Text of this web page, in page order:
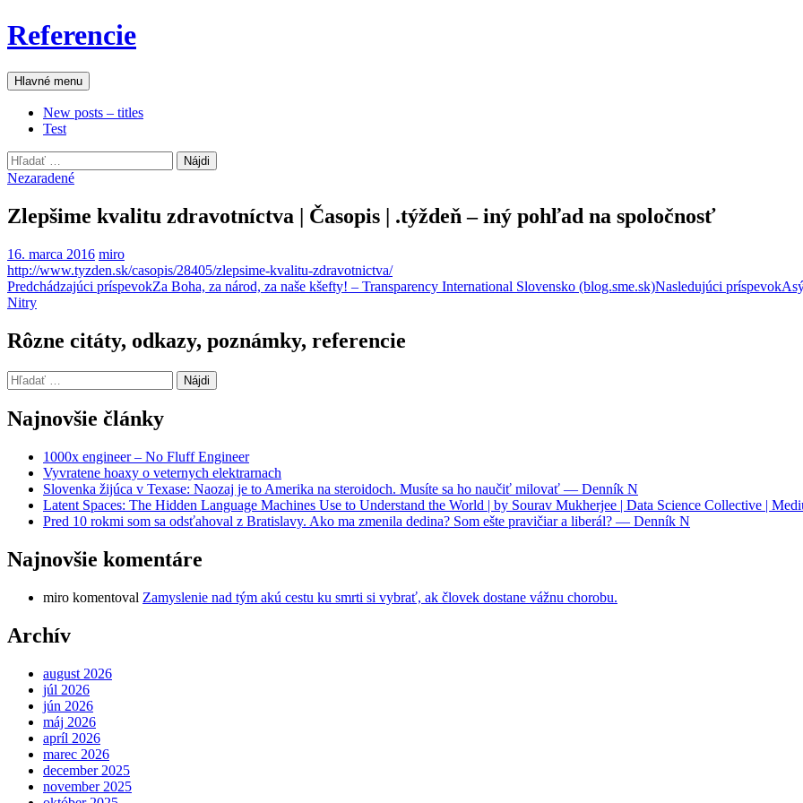
Preskočiť
na
Referencie
Hľadať
Hlavné menu
New posts – titles
Test
Hľadať:
Nezaradené
Zlepšime kvalitu zdravotníctva | Časopis | .týždeň – iný pohľad na spoločnosť
16. marca 2016 miro
http://www.tyzden.sk/casopis/28405/zlepsime-kvalitu-zdravotnictva/
Navigácia
článkami
Predchádzajúci príspevokZa Boha, za národ, za naše kšefty! – Transparency International Slovensko (blog.sme.sk)Nasledujúci príspevok
Nitry
Rôzne citáty, odkazy, poznámky, referencie
Hľadať:
Najnovšie články
1000x engineer – No Fluff Engineer
Vyvratene hoaxy o veternych elektrarnach
Slovenka žijúca v Texase: Naozaj je to Amerika na steroidoch. Musíte sa ho naučiť milovať — Denník N
Latent Spaces: The Hidden Language Machines Use to Understand the World | by Sourav Mukherjee | Data Science Collective |
Pred 10 rokmi som sa odsťahoval z Bratislavy. Ako ma zmenila dedina? Som ešte pravičiar a liberál? — Denník N
Najnovšie komentáre
miro komentoval Zamyslenie nad tým akú cestu ku smrti si vybrať, ak človek dostane vážnu chorobu.
Archív
august 2026
júl 2026
jún 2026
máj 2026
apríl 2026
marec 2026
december 2025
november 2025